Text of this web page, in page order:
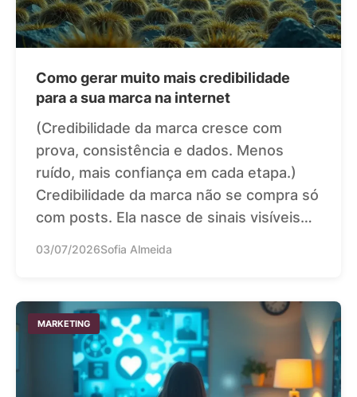
Como gerar muito mais credibilidade
para a sua marca na internet
(Credibilidade da marca cresce com
prova, consistência e dados. Menos
ruído, mais confiança em cada etapa.)
Credibilidade da marca não se compra só
com posts. Ela nasce de sinais visíveis…
03/07/2026Sofia Almeida
MARKETING